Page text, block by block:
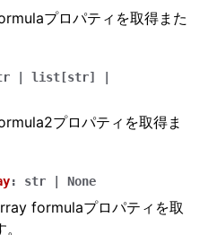
プロパティを取得また
list [str]
プロパティを取得ま
: str None
formulaプロパティを取